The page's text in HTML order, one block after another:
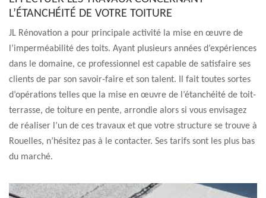
L’ÉTANCHÉITÉ DE VOTRE TOITURE
JL Rénovation a pour principale activité la mise en œuvre de
l’imperméabilité des toits. Ayant plusieurs années d’expériences
dans le domaine, ce professionnel est capable de satisfaire ses
clients de par son savoir-faire et son talent. Il fait toutes sortes
d’opérations telles que la mise en œuvre de l’étanchéité de toit-
terrasse, de toiture en pente, arrondie alors si vous envisagez
de réaliser l’un de ces travaux et que votre structure se trouve à
Rouelles, n’hésitez pas à le contacter. Ses tarifs sont les plus bas
du marché.